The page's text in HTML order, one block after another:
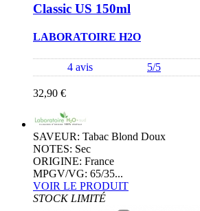
Classic US 150ml
LABORATOIRE H2O
4 avis 5/5
32,90 €
SAVEUR: Tabac Blond Doux
NOTES: Sec
ORIGINE: France
MPGV/VG: 65/35...
VOIR LE PRODUIT
STOCK LIMITÉ